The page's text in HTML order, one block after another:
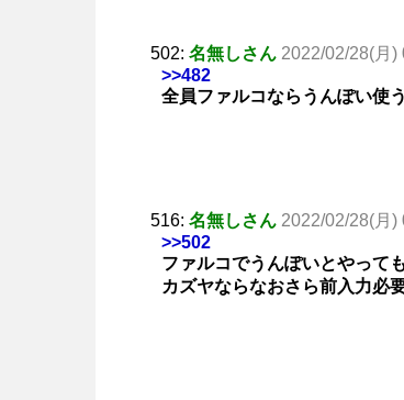
502: 名無しさん 2022/02/28(月)
>>482
全員ファルコならうんぽい使
516: 名無しさん 2022/02/28(月)
>>502
ファルコでうんぽいとやって
カズヤならなおさら前入力必